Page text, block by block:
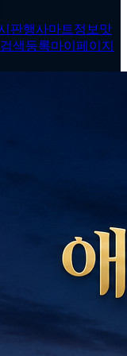
판행사마트정보 맛
검색등록마이페이지